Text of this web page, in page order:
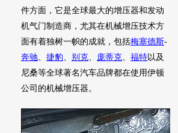
件方面，它是全球最大的增压器和 发动
机气门制造商，尤其在机械增压技术方
面有着独树一帜的成就，包括梅塞德斯-
奔驰
捷豹 别克 庞蒂克 福特以及
尼桑等全球著名汽车品牌都在使用伊顿
公司的机械增压器。